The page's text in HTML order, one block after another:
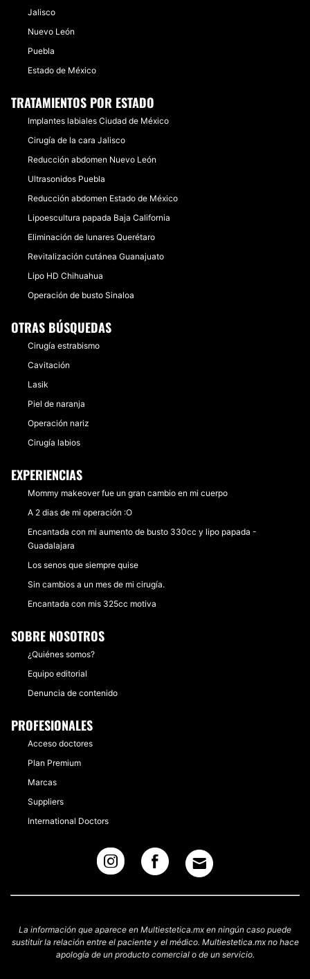
Jalisco
Nuevo León
Puebla
Estado de México
TRATAMIENTOS POR ESTADO
Implantes labiales Ciudad de México
Cirugía de la cara Jalisco
Reducción abdomen Nuevo León
Ultrasonidos Puebla
Reducción abdomen Estado de México
Lipoescultura papada Baja California
Eliminación de lunares Querétaro
Revitalización cutánea Guanajuato
Lipo HD Chihuahua
Operación de busto Sinaloa
OTRAS BÚSQUEDAS
Cirugía estrabismo
Cavitación
Lasik
Piel de naranja
Operación nariz
Cirugía labios
EXPERIENCIAS
Mommy makeover fue un gran cambio en mi cuerpo
A 2 dias de mi operación :O
Encantada con mi aumento de busto 330cc y lipo papada -
Guadalajara
Los senos que siempre quise
Sin cambios a un mes de mi cirugía.
Encantada con mis 325cc motiva
SOBRE NOSOTROS
¿Quiénes somos?
Equipo editorial
Denuncia de contenido
PROFESIONALES
Acceso doctores
Plan Premium
Marcas
Suppliers
International Doctors
La información que aparece en Multiestetica.mx en ningún caso puede
sustituir la relación entre el paciente y el médico. Multiestetica.mx no hace
apología de un producto comercial o de un servicio.